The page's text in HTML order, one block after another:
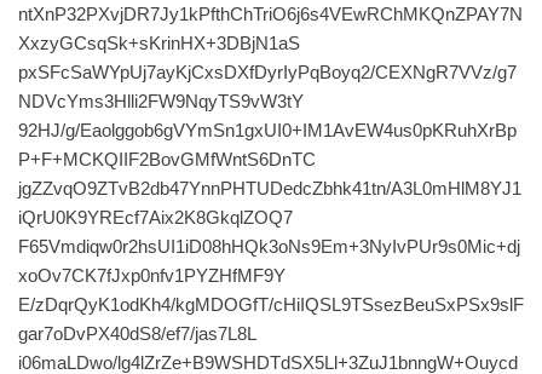
ntXnP32PXvjDR7Jy1kPfthChTriO6j6s4VEwRChMKQnZPAY7N
XxzyGCsqSk+sKrinHX+3DBjN1aS
pxSFcSaWYpUj7ayKjCxsDXfDyrIyPqBoyq2/CEXNgR7VVz/g7
NDVcYms3Hlli2FW9NqyTS9vW3tY
92HJ/g/Eaolggob6gVYmSn1gxUI0+IM1AvEW4us0pKRuhXrBp
P+F+MCKQIIF2BovGMfWntS6DnTC
jgZZvqO9ZTvB2db47YnnPHTUDedcZbhk41tn/A3L0mHlM8YJ1
iQrU0K9YREcf7Aix2K8GkqlZOQ7
F65Vmdiqw0r2hsUI1iD08hHQk3oNs9Em+3NyIvPUr9s0Mic+dj
xoOv7CK7fJxp0nfv1PYZHfMF9Y
E/zDqrQyK1odKh4/kgMDOGfT/cHiIQSL9TSsezBeuSxPSx9slF
gar7oDvPX40dS8/ef7/jas7L8L
i06maLDwo/lg4lZrZe+B9WSHDTdSX5Ll+3ZuJ1bnngW+Ouycd